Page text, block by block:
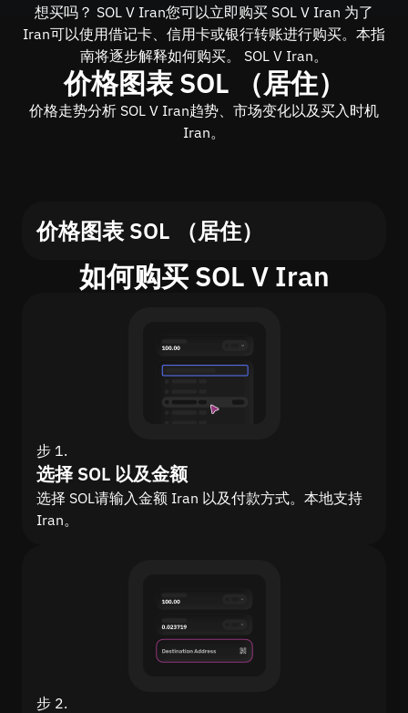
想买吗？ SOL V Iran您可以立即购买 SOL V Iran 为了
Iran可以使用借记卡、信用卡或银行转账进行购买。本指
南将逐步解释如何购买。 SOL V Iran。
价格图表 SOL （居住）
价格走势分析 SOL V Iran趋势、市场变化以及买入时机
Iran。
价格图表 SOL （居住）
如何购买 SOL V Iran
步 1.
选择 SOL 以及金额
选择 SOL请输入金额 Iran 以及付款方式。本地支持
Iran。
步 2.